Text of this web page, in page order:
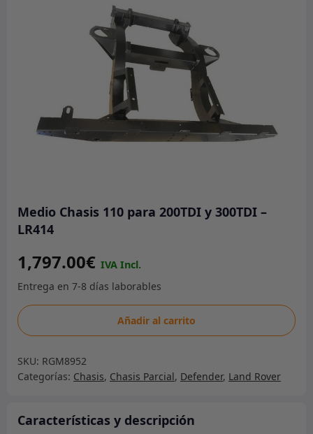
Medio Chasis 110 para 200TDI y 300TDI –
LR414
1,797.00€
Medio
Chasis
para
200TDI
300TDI
Añadir al carrito
SKU: RGM8952
Categorías: Chasis, Chasis Parcial, Defender, Land Rover
Características y descripción